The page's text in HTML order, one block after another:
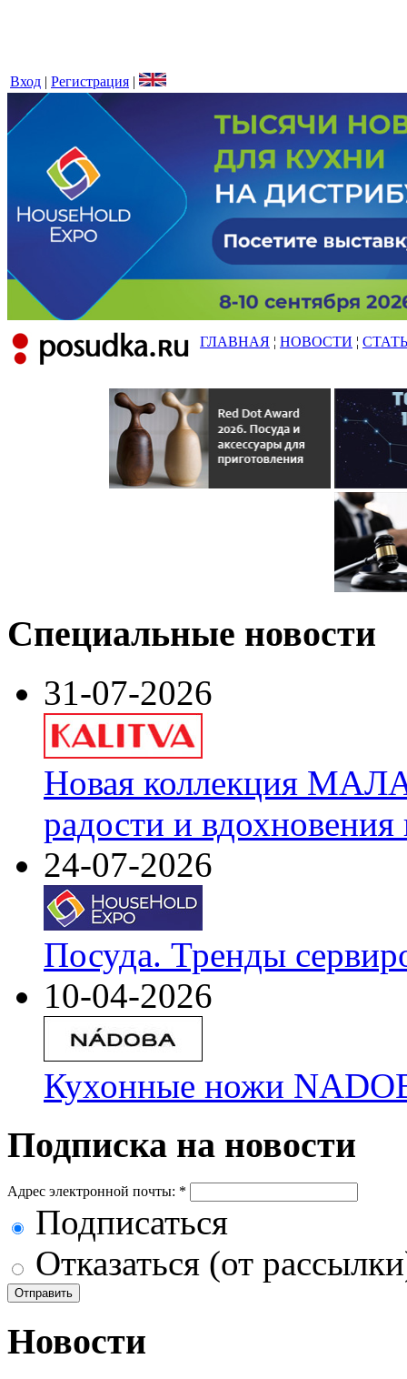
Вход | Регистрация |
ГЛАВНАЯ ¦ НОВОСТИ ¦
Специальные новости
31-07-2026
Новая коллекция
радости и
24-07-2026
Посуда. Тренды
10-04-2026
Кухонные ножи
Подписка на новости
Адрес электронной почты: *
Подписаться
Отказаться (от
Новости